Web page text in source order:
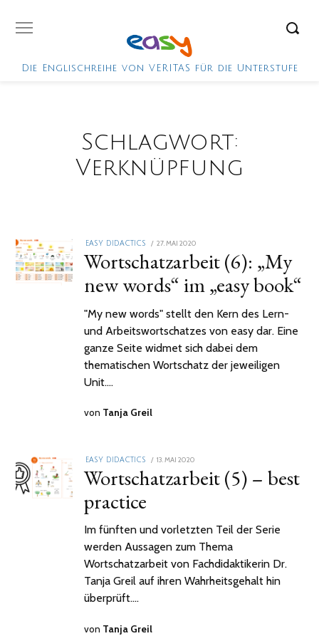
Die Englischreihe von VERITAS für die Unterstufe
Schlagwort:
Verknüpfung
EASY DIDACTICS
POSTED
27. MAI 2020
FEBRUAR
2021
Wortschatzarbeit (6): „My
new words“ im „easy book“
"My new words" stellt den Kern des Lern-
und Arbeitswortschatzes von easy dar. Eine
ganze Seite widmet sich dabei dem
thematischen Wortschatz der jeweiligen
Unit.…
von Tanja Greil
EASY DIDACTICS
POSTED
13. MAI 2020
FEBRUAR
2021
Wortschatzarbeit (5) – best
practice
Im fünften und vorletzten Teil der Serie
werden Aussagen zum Thema
Wortschatzarbeit von Fachdidaktikerin Dr.
Tanja Greil auf ihren Wahrheitsgehalt hin
überprüft.…
von Tanja Greil